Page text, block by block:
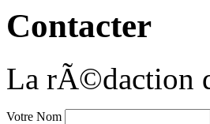
Contacter
La rÃ©daction
Votre Nom